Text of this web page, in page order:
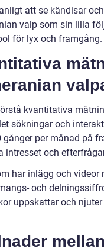
att se kändisar
valp som sin lilla
för lyx och framgång.
kvantitativa
sökningar och
gånger per månad på
intresset och
har inlägg och
och
uppskattar och